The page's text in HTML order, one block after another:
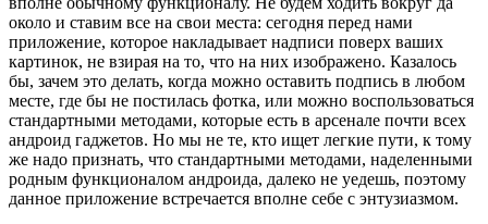
около и ставим все на свои места: сегодня перед нами
приложение, которое накладывает надписи поверх ваших
картинок, не взирая на то, что на них изображено. Казалось
бы, зачем это делать, когда можно оставить подпись в любом
месте, где бы не постилась фотка, или можно воспользоваться
стандартными методами, которые есть в арсенале почти всех
андроид гаджетов. Но мы не те, кто ищет легкие пути, к тому
же надо признать, что стандартными методами, наделенными
родным функционалом андроида, далеко не уедешь, поэтому
данное приложение встречается вполне себе с энтузиазмом.